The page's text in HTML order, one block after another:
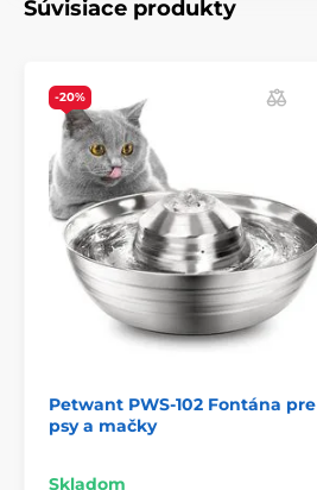
Súvisiace produkty
-20%
Petwant PWS-102 Fontána pre
psy a mačky
Skladom